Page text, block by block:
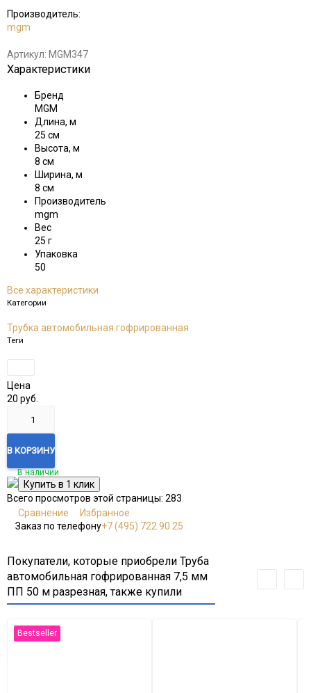
Производитель:
mgm
Артикул: MGM347
Характеристики
Бренд
MGM
Длина, м
25 см
Высота, м
8 см
Ширина, м
8 см
Производитель
mgm
Вес
25 г
Упаковка
50
Все характеристики
Категории
Трубка автомобильная гофрированная
Теги
Цена
20 руб.
В КОРЗИНУ
В наличии
Всего просмотров этой страницы: 283
Сравнение
Избранное
Заказ по телефону+7 (495) 722 90 25
Покупатели, которые приобрели Труба
автомобильная гофрированная 7,5 мм
ПП 50 м разрезная, также купили
Bestseller